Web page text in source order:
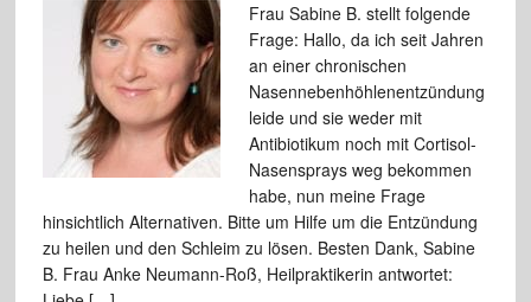
Frau Sabine B. stellt folgende
Frage: Hallo, da ich seit Jahren
an einer chronischen
Nasennebenhöhlenentzündung
leide und sie weder mit
Antibiotikum noch mit Cortisol-
Nasensprays weg bekommen
habe, nun meine Frage
hinsichtlich Alternativen. Bitte um Hilfe um die Entzündung
zu heilen und den Schleim zu lösen. Besten Dank, Sabine
B. Frau Anke Neumann-Roß, Heilpraktikerin antwortet: